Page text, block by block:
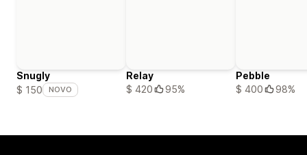
Snugly
$ 150
NOVO
Relay
$ 420
95%
Pebble
$ 400
98%